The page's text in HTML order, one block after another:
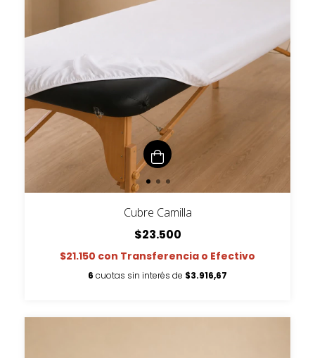
Cubre Camilla
$23.500
$21.150 con Transferencia o Efectivo
6 cuotas sin interés de $3.916,67